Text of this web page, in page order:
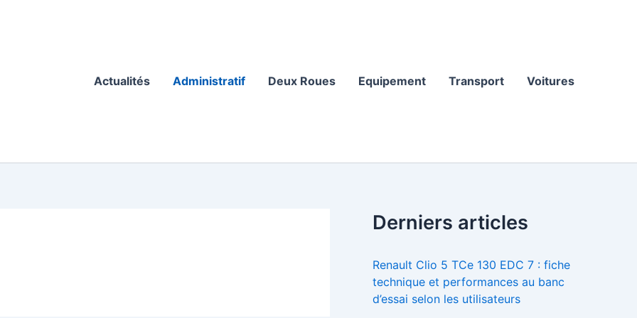
Actualités Administratif Deux Roues Equipement Transport Voitures
Derniers articles
Renault Clio 5 TCe 130 EDC 7 : fiche
technique et performances au banc
d’essai selon les utilisateurs